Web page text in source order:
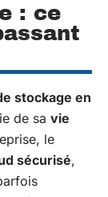
: ce
stockage en
de sa vie
le
sécurisé,